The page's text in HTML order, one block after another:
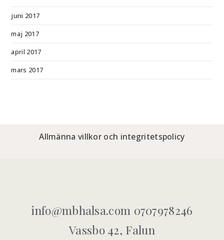
juni 2017
maj 2017
april 2017
mars 2017
Allmänna villkor och integritetspolicy
info@mbhalsa.com 0707978246
Vassbo 42, Falun